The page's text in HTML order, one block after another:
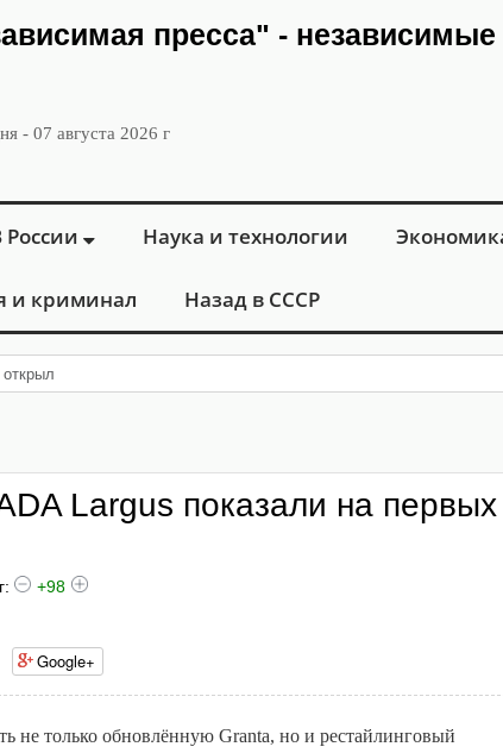
пресса" - независимые
- 07 августа 2026 г
России Наука и технологии
и криминал Назад в СССР
«Городской центр флебологии» для
Largus показали на первых
+98
Google+
не только обновлённую Granta, но и рестайлинговый